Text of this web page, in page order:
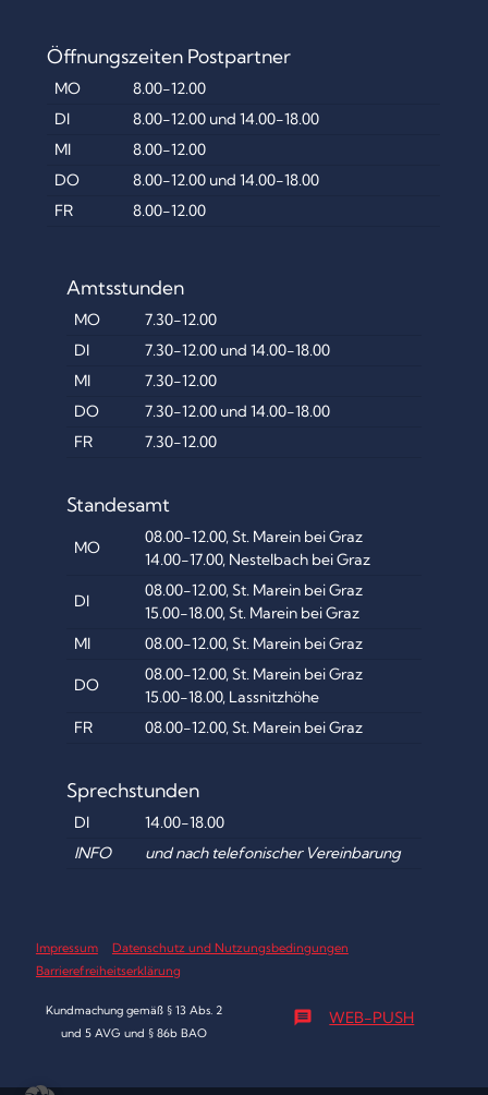
Öffnungszeiten Postpartner
MO
8.00-12.00
DI
8.00-12.00 und 14.00-18.00
MI
8.00-12.00
DO
8.00-12.00 und 14.00-18.00
FR
8.00-12.00
Amtsstunden
MO
7.30-12.00
DI
7.30-12.00 und 14.00-18.00
MI
7.30-12.00
DO
7.30-12.00 und 14.00-18.00
FR
7.30-12.00
Standesamt
MO
08.00-12.00, St. Marein bei Graz
14.00-17.00, Nestelbach bei Graz
DI
08.00-12.00, St. Marein bei Graz
15.00-18.00, St. Marein bei Graz
MI
08.00-12.00, St. Marein bei Graz
DO
08.00-12.00, St. Marein bei Graz
15.00-18.00, Lassnitzhöhe
FR
08.00-12.00, St. Marein bei Graz
Sprechstunden
DI
14.00-18.00
INFO
und nach telefonischer Vereinbarung
Impressum
Datenschutz und Nutzungsbedingungen
Barrierefreiheitserklärung
Kundmachung gemäß § 13 Abs. 2
und 5 AVG und § 86b BAO
message WEB-PUSH